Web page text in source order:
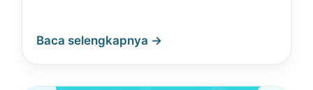
Baca selengkapnya →